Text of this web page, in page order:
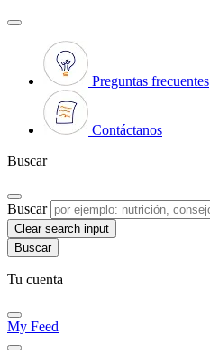
Preguntas frecuentes
Contáctanos
Buscar
Buscar
Clear search input
Tu cuenta
My Feed